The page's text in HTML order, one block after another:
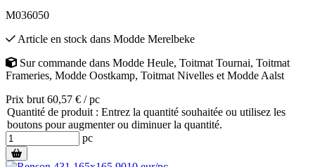
M036050
Article en stock dans Modde Merelbeke
Sur commande dans Modde Heule, Toitmat Tournai, Toitmat
Frameries, Modde Oostkamp, Toitmat Nivelles et Modde Aalst
Prix brut 60,57 € / pc
Quantité de produit : Entrez la quantité souhaitée ou utilisez les
boutons pour augmenter ou diminuer la quantité.
pc